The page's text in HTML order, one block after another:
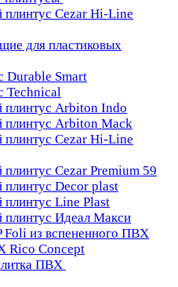
плинтус Cezar Hi-Line
для пластиковых
Durable Smart
Technical
плинтус Arbiton Indo
плинтус Arbiton Mack
плинтус Cezar Hi-Line
плинтус Cezar Premium 59
плинтус Decor plast
плинтус Line Plast
плинтус Идеал Макси
Foli из вспененного ПВХ
Rico Concept
ПВХ